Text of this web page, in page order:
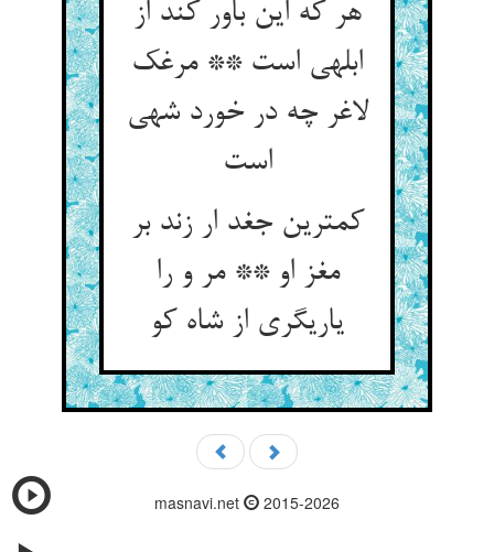
هر که این باور کند از
ابلهی است ** مرغک
لاغر چه در خورد شهی
است‏
کمترین جغد ار زند بر
مغز او ** مر و را
یاری‏گری از شاه کو
masnavi.net 2015-2026